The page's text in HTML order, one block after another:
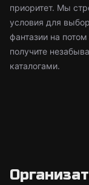
приоритет. Мы
условия для
фантазии на
получите
каталогами.